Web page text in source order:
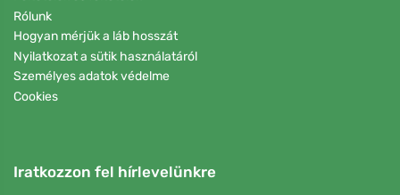
Rólunk
Hogyan mérjük a láb hosszát
Nyilatkozat a sütik használatáról
Személyes adatok védelme
Cookies
Iratkozzon fel hírlevelünkre